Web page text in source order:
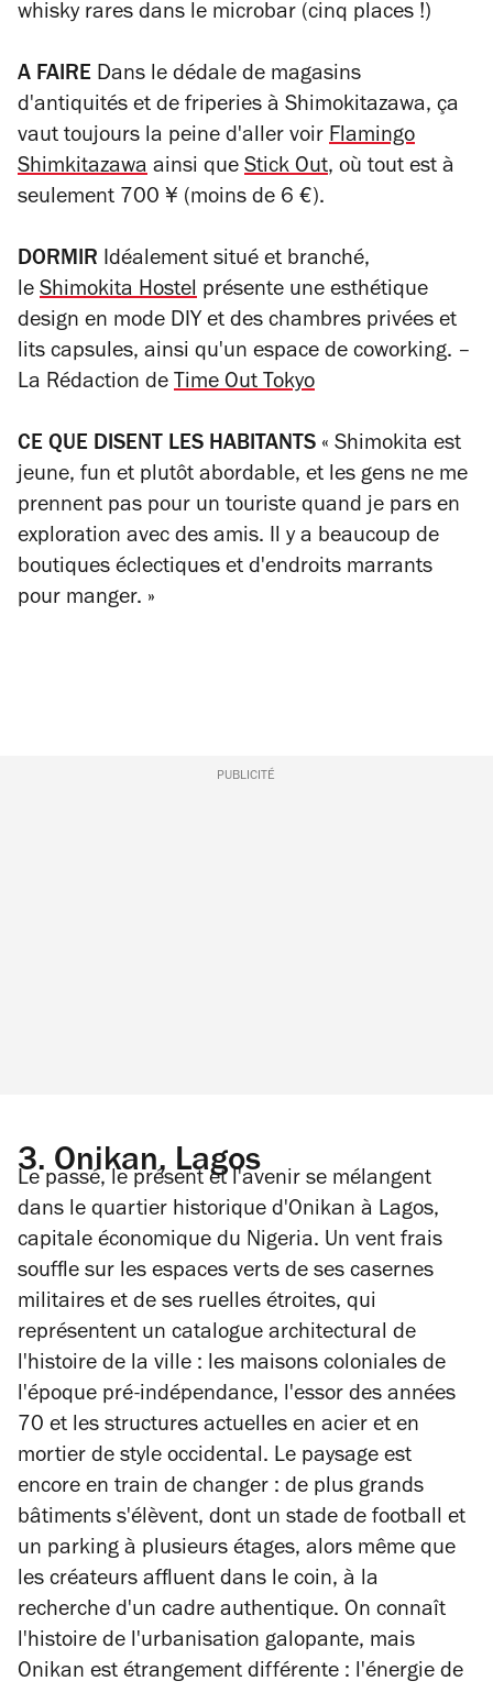
whisky rares dans le microbar (cinq places !)
A FAIRE Dans le dédale de magasins
d'antiquités et de friperies à Shimokitazawa, ça
vaut toujours la peine d'aller voir Flamingo
Shimkitazawa ainsi que Stick Out, où tout est à
seulement 700 ¥ (moins de 6 €).
DORMIR Idéalement situé et branché,
le Shimokita Hostel présente une esthétique
design en mode DIY et des chambres privées et
lits capsules, ainsi qu'un espace de coworking. –
La Rédaction de Time Out Tokyo
CE QUE DISENT LES HABITANTS « Shimokita est
jeune, fun et plutôt abordable, et les gens ne me
prennent pas pour un touriste quand je pars en
exploration avec des amis. Il y a beaucoup de
boutiques éclectiques et d'endroits marrants
pour manger. »
PUBLICITÉ
3. Onikan, Lagos
Le passé, le présent et l'avenir se mélangent
dans le quartier historique d'Onikan à Lagos,
capitale économique du Nigeria. Un vent frais
souffle sur les espaces verts de ses casernes
militaires et de ses ruelles étroites, qui
représentent un catalogue architectural de
l'histoire de la ville : les maisons coloniales de
l'époque pré-indépendance, l'essor des années
70 et les structures actuelles en acier et en
mortier de style occidental. Le paysage est
encore en train de changer : de plus grands
bâtiments s'élèvent, dont un stade de football et
un parking à plusieurs étages, alors même que
les créateurs affluent dans le coin, à la
recherche d'un cadre authentique. On connaît
l'histoire de l'urbanisation galopante, mais
Onikan est étrangement différente : l'énergie de